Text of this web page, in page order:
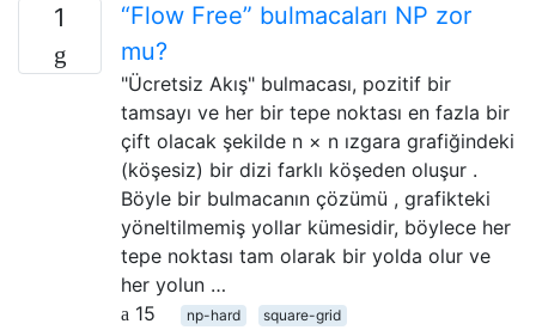
1
“Flow Free” bulmacaları NP zor
mu?
"Ücretsiz Akış" bulmacası, pozitif bir
tamsayı ve her bir tepe noktası en fazla bir
çift olacak şekilde n × n ızgara grafiğindeki
(köşesiz) bir dizi farklı köşeden oluşur .
Böyle bir bulmacanın çözümü , grafikteki
yöneltilmemiş yollar kümesidir, böylece her
tepe noktası tam olarak bir yolda olur ve
her yolun …
15
np-hard square-grid